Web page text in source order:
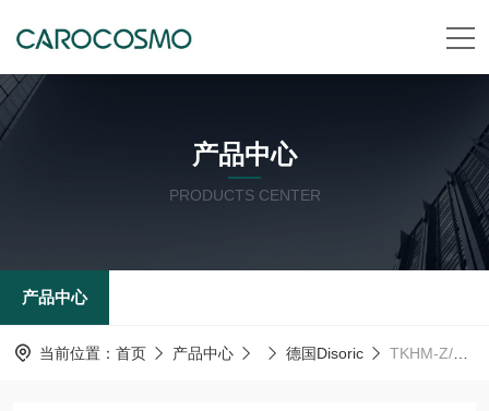
产品中心
PRODUCTS CENTER
产品中心
当前位置： 首页 产品中心 德国Disoric TKHM-Z/TSM-Z/T德森瑞 德国Disoric 多功能转接器